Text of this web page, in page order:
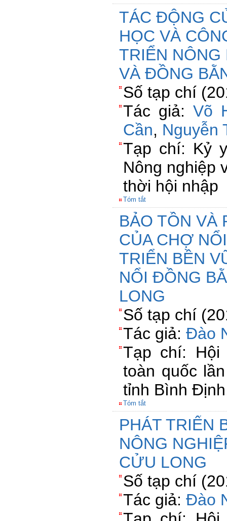
TÁC ĐỘNG
HỌC VÀ
TRIỂN NÔNG
VÀ ĐỒNG
Số tạp chí
Tác giả: Võ
Cần, Nguyễn
Tạp chí: Kỷ
Nông nghiệp
thời hội nhập
Tóm tắt
BẢO TỒN VÀ
CỦA CHỢ
TRIỂN BỀN
NỔI ĐỒNG
LONG
Số tạp chí
Tác giả: Đào
Tạp chí:
toàn quốc
tỉnh Bình
Tóm tắt
PHÁT TRIỂN
NÔNG
CỬU LONG
Số tạp chí
Tác giả: Đào